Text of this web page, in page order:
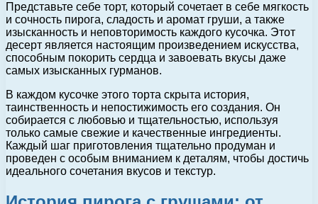
Представьте себе торт, который сочетает в себе мягкость
и сочность пирога, сладость и аромат груши, а также
изысканность и неповторимость каждого кусочка. Этот
десерт является настоящим произведением искусства,
способным покорить сердца и завоевать вкусы даже
самых изысканных гурманов.
В каждом кусочке этого торта скрыта история,
таинственность и непостижимость его создания. Он
собирается с любовью и тщательностью, используя
только самые свежие и качественные ингредиенты.
Каждый шаг приготовления тщательно продуман и
проведен с особым вниманием к деталям, чтобы достичь
идеального сочетания вкусов и текстур.